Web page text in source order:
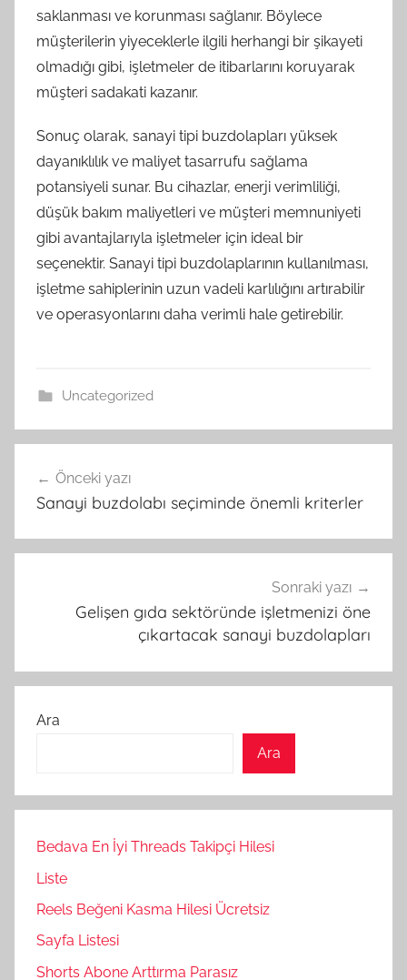
saklanması ve korunması sağlanır. Böylece
müşterilerin yiyeceklerle ilgili herhangi bir şikayeti
olmadığı gibi, işletmeler de itibarlarını koruyarak
müşteri sadakati kazanır.
Sonuç olarak, sanayi tipi buzdolapları yüksek
dayanıklılık ve maliyet tasarrufu sağlama
potansiyeli sunar. Bu cihazlar, enerji verimliliği,
düşük bakım maliyetleri ve müşteri memnuniyeti
gibi avantajlarıyla işletmeler için ideal bir
seçenektir. Sanayi tipi buzdolaplarının kullanılması,
işletme sahiplerinin uzun vadeli karlılığını artırabilir
ve operasyonlarını daha verimli hale getirebilir.
Uncategorized
gezinmesi
Önceki yazı
Sanayi buzdolabı seçiminde önemli kriterler
Sonraki yazı
Gelişen gıda sektöründe işletmenizi öne
çıkartacak sanayi buzdolapları
Ara
Ara
Bedava En İyi Threads Takipçi Hilesi
Liste
Reels Beğeni Kasma Hilesi Ücretsiz
Sayfa Listesi
Shorts Abone Arttırma Parasız